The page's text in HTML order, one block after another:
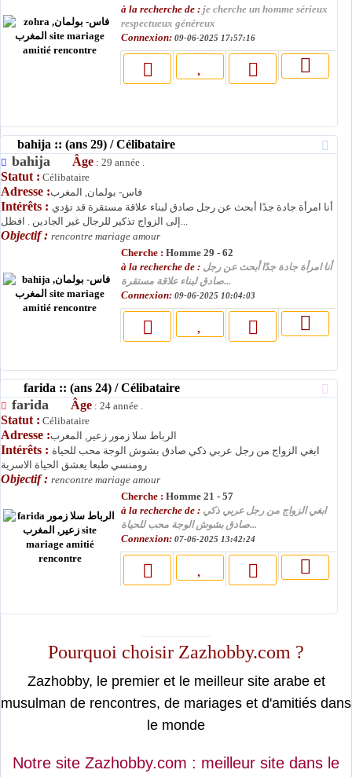
à la recherche de : je cherche un homme sérieux
respectueux généreux
Connexion: 09-06-2025 17:57:16
bahija :: (ans 29) / Célibataire
bahija Âge : 29 année .
Statut : Célibataire
Adresse :فاس- بولمان, المغرب
Intérêts : أنا امرأة جادة جدًا أبحث عن رجل صادق لبناء علاقة مستقرة قد تؤدي
إلى الزواج تذكير للرجال غير الجادين . افظل...
Objectif : rencontre mariage amour
Cherche : Homme 29 - 62
à la recherche de : أنا امرأة جادة جدًا أبحث عن رجل
صادق لبناء علاقة مستقرة...
Connexion: 09-06-2025 10:04:03
farida :: (ans 24) / Célibataire
farida Âge : 24 année .
Statut : Célibataire
Adresse :الرباط سلا زمور زعير, المغرب
Intérêts : ابغي الزواج من رجل عربي ذكي صادق بشوش الوجة محب للحياة
رومنسي طبعا يعشق الحياة الاسرية
Objectif : rencontre mariage amour
Cherche : Homme 21 - 57
à la recherche de : ابغي الزواج من رجل عربي ذكي
صادق بشوش الوجة محب للحياة...
Connexion: 07-06-2025 13:42:24
Pourquoi choisir Zazhobby.com ?
Zazhobby, le premier et le meilleur site arabe et
musulman de rencontres, de mariages et d'amitiés dans
le monde
Notre site Zazhobby.com : meilleur site dans le